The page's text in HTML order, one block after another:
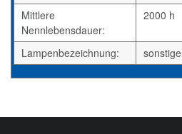
Mittlere
Nennlebensdauer:
2000 h
Lampenbezeichnung: sonstige